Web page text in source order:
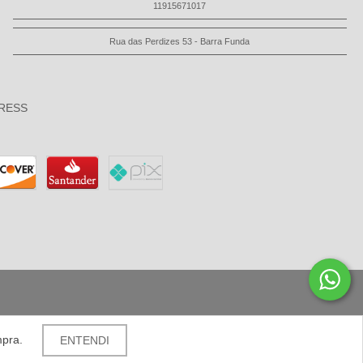
ENTENDI
11915671017
Rua das Perdizes 53 - Barra Funda